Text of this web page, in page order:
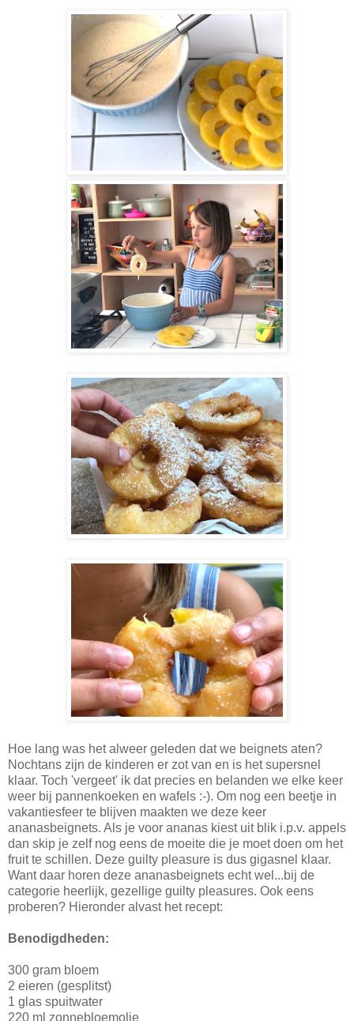
Hoe lang was het alweer geleden dat we beignets aten?
Nochtans zijn de kinderen er zot van en is het supersnel
klaar. Toch 'vergeet' ik dat precies en belanden we elke keer
weer bij pannenkoeken en wafels :-). Om nog een beetje in
vakantiesfeer te blijven maakten we deze keer
ananasbeignets. Als je voor ananas kiest uit blik i.p.v. appels
dan skip je zelf nog eens de moeite die je moet doen om het
fruit te schillen. Deze guilty pleasure is dus gigasnel klaar.
Want daar horen deze ananasbeignets echt wel...bij de
categorie heerlijk, gezellige guilty pleasures. Ook eens
proberen? Hieronder alvast het recept:
Benodigdheden:
300 gram bloem
2 eieren (gesplitst)
1 glas spuitwater
220 ml zonnebloemolie